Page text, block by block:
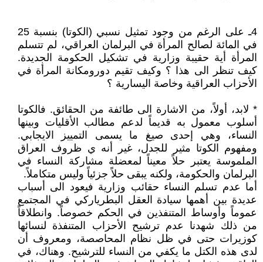
4
ـ على الرغم من وجود تمثيل نسبي (الكوتا) بنسبة 25
في المائة لصالح المرأة في البرلمان العراقي، لم تتسلم
المرأة أية حقيبة وزارية في تشكيل الحكومة الجديدة.
كيف تنظر الى هذا ؟ وكيف تقيم دورومكانة المرأة في
الأحزاب العراقية وخاصة اليسارية ؟
* لابد، أولاً، من الاشارة الى طائفة من الحقائق. فالكوتا
أسلوب معمول به قديماً لدعم مطالب الأقليات وبينها
النساء، وهي إحدى صيغ ما يسمى التمييز الايجابي.
ومفهوم الكوتا مثير للجدل، غير أنه ي ظروف العراق
الملموسة يعتبر حلاً معيناً لمعضلة مشاركة النساء في
البرلمان والحكومة، ولكنه يبقى حلاً جزئياً وليس متكاملاً.
أما عدم تسلم النساء حقائب وزارية فيعود الى أسباب
عديدة بين أهمها سيادة العقل البطرياركي في المجتمع
عموماً وأوساط المتنفذين في الحكم خصوصاً. وانطلاقاً
من ذلك شهدنا عدم ترشيح الأحزاب المتنفذة لنسائها
كوزيرات حتى في ظل نظام المحاصصة، ومعروف أن
لدى هذه الكتل ما يكفي من النساء للترشيح. وهناك، في